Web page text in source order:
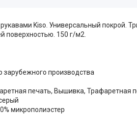
Kiso. Универсальный покрой.
поверхностью. 150 г/м2.
зарубежного производства
печать, Вышивка, Трафаретная
микрополиэстер